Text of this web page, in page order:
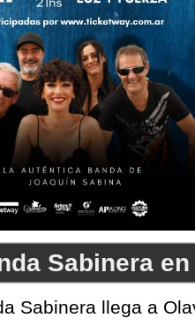
Sabinera
Sabinera llega a